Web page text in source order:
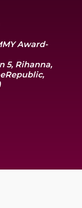
Award-
5, Rihanna,